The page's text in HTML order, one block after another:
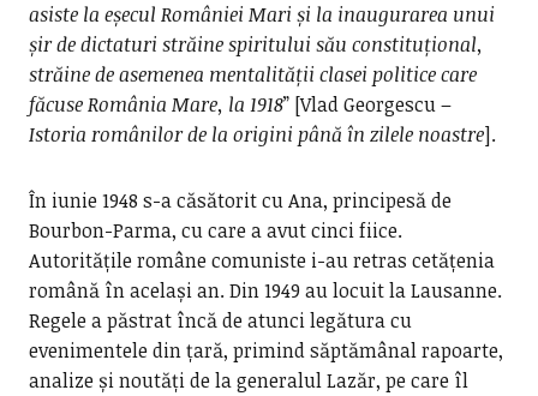
asiste la eșecul României Mari și la inaugurarea unui
șir de dictaturi străine spiritului său constituțional,
străine de asemenea mentalității clasei politice care
făcuse România Mare, la 1918” [Vlad Georgescu –
Istoria românilor de la origini până în zilele noastre].
În iunie 1948 s-a căsătorit cu Ana, principesă de
Bourbon-Parma, cu care a avut cinci fiice.
Autoritățile române comuniste i-au retras cetățenia
română în același an. Din 1949 au locuit la Lausanne.
Regele a păstrat încă de atunci legătura cu
evenimentele din țară, primind săptămânal rapoarte,
analize și noutăți de la generalul Lazăr, pe care îl